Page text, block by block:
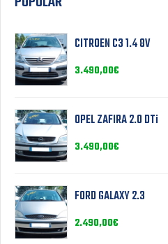
CITROEN C3 1.4 8V
3.490,00€
OPEL ZAFIRA 2.0 DTi
3.490,00€
FORD GALAXY 2.3
2.490,00€